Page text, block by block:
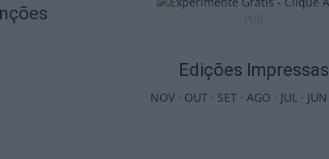
Edições Impressas
NOV· OUT· SET· AGO · JUL· JUN